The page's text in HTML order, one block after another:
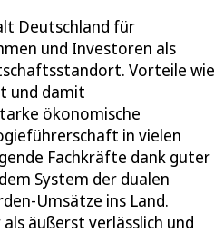
Deutschland für
und Investoren als
Vorteile wie
und damit
ökonomische
in vielen
Fachkräfte dank guter
System der dualen
Umsätze ins Land.
äußerst verlässlich und